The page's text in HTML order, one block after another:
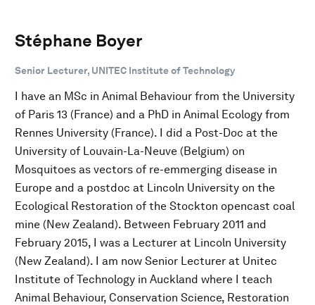
Stéphane Boyer
Senior Lecturer, UNITEC Institute of Technology
I have an MSc in Animal Behaviour from the University
of Paris 13 (France) and a PhD in Animal Ecology from
Rennes University (France). I did a Post-Doc at the
University of Louvain-La-Neuve (Belgium) on
Mosquitoes as vectors of re-emmerging disease in
Europe and a postdoc at Lincoln University on the
Ecological Restoration of the Stockton opencast coal
mine (New Zealand). Between February 2011 and
February 2015, I was a Lecturer at Lincoln University
(New Zealand). I am now Senior Lecturer at Unitec
Institute of Technology in Auckland where I teach
Animal Behaviour, Conservation Science, Restoration